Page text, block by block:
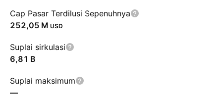
Cap Pasar Terdilusi Sepenuhnya
‪252,05 M‬ USD
Suplai sirkulasi
‪6,81 B‬
Suplai maksimum
—